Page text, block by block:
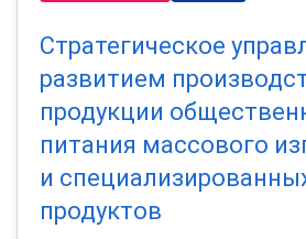
Стратегическое
развитием
продукции
питания массового
и
продуктов